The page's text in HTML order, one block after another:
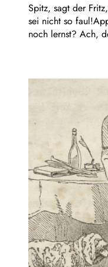
Spitz, sagt der
sei nicht so
noch lernst? Ach,